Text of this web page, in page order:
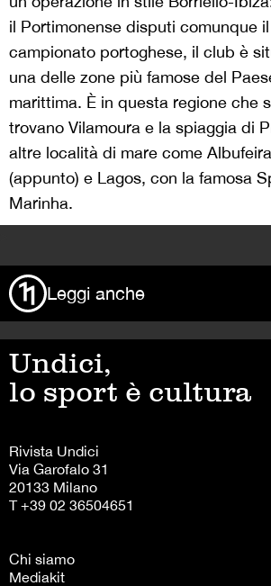
il Portimonense disputi comunque
campionato portoghese, il club è
una delle zone più famose del
marittima. È in questa regione che
trovano Vilamoura e la spiaggia di
altre località di mare come
(appunto) e Lagos, con la famosa
Marinha.
Leggi anche
Undici,
lo sport è cultura
Rivista Undici
Via Garofalo 31
20133 Milano
T +39 02 36504651
Chi siamo
Mediakit